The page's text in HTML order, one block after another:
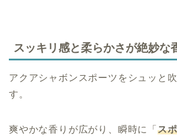
スッキリ感と柔らかさが絶妙な
アクアシャボンスポーツをシュッと
す。
爽やかな香りが広がり、瞬時に「 ス